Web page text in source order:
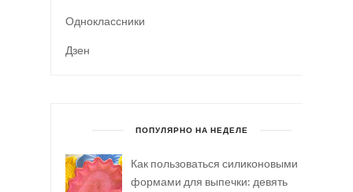
Одноклассники
Дзен
ПОПУЛЯРНО НА НЕДЕЛЕ
Как пользоваться силиконовыми
формами для выпечки: девять